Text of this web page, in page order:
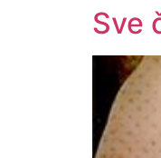
Sve